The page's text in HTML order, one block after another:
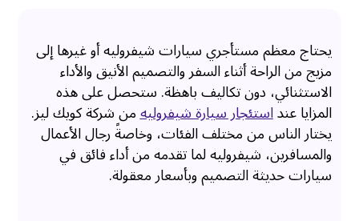
يحتاج معظم مستأجري سيارات شيفروليه أو غيرها إلى
مزيج من الراحة أثناء السفر والتصميم الأنيق والأداء
الاستثنائي، دون تكاليف باهظة. ستحصل على هذه
المزايا عنداستئجار سيارة شيفروليهمن شركة كويك ليز.
يختار الناس من مختلف الفئات، وخاصةً رجال الأعمال
والمسافرين، شيفروليه لما تقدمه من أداء فائق في
سيارات حديثة التصميم وبأسعار معقولة.